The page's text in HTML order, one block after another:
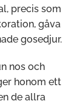
precis som
gåva
gosedjur.
nos och
honom ett
de allra